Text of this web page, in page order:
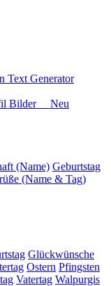
Text Generator
Bilder Neu
(Name) Geburtstag
(Name & Tag)
Glückwünsche
Ostern Pfingsten
Vatertag Walpurgis